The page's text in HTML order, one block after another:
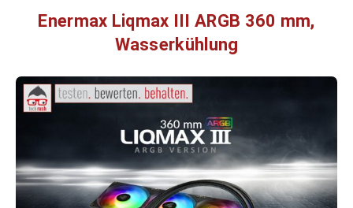
Enermax Liqmax III ARGB 360 mm,
Wasserkühlung